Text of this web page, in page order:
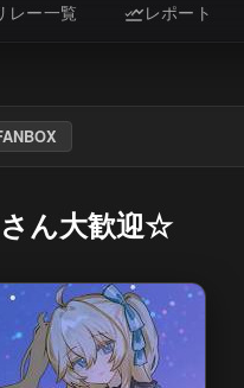
レー一覧 レポート
さん大歓迎☆